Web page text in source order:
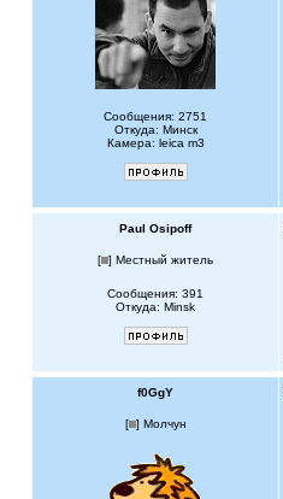
Сообщения: 2751
Откуда: Минск
Камера: leica m3
Paul Osipoff
[ ] Местный житель
Сообщения: 391
Откуда: Minsk
f0GgY
[ ] Молчун